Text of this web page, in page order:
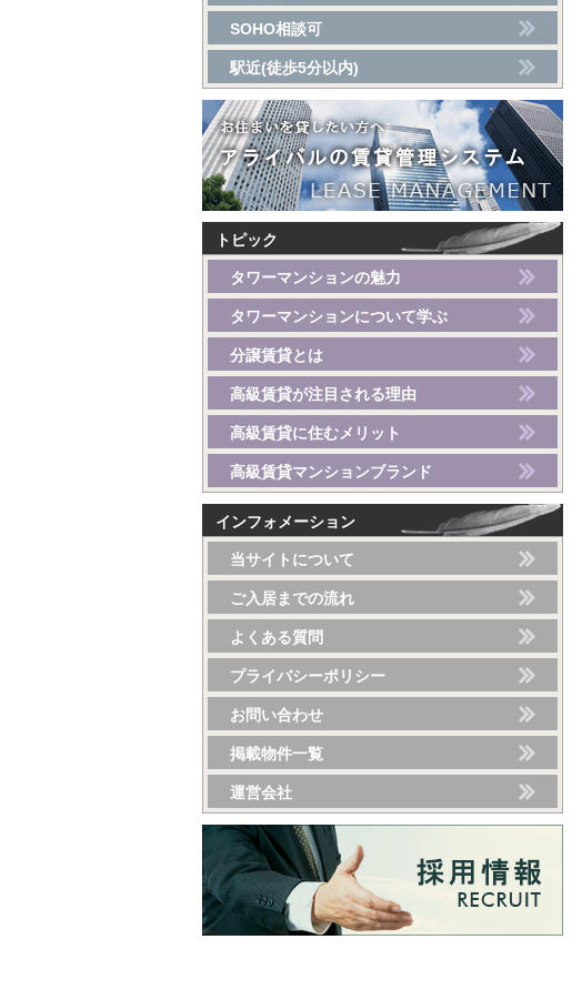
SOHO相談可
駅近(徒歩5分以内)
トピック
タワーマンションの魅力
タワーマンションについて学ぶ
分譲賃貸とは
高級賃貸が注目される理由
高級賃貸に住むメリット
高級賃貸マンションブランド
インフォメーション
当サイトについて
ご入居までの流れ
よくある質問
プライバシーポリシー
お問い合わせ
掲載物件一覧
運営会社